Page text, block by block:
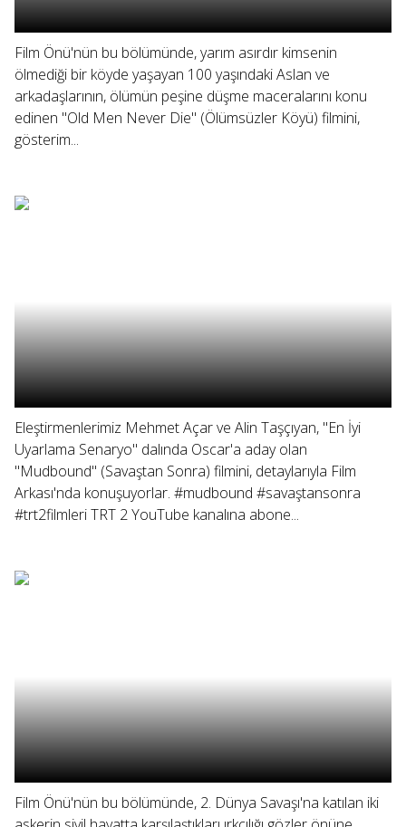
Film Önü'nün bu bölümünde, yarım asırdır kimsenin
ölmediği bir köyde yaşayan 100 yaşındaki Aslan ve
arkadaşlarının, ölümün peşine düşme maceralarını konu
edinen "Old Men Never Die" (Ölümsüzler Köyü) filmini,
gösterim...
Eleştirmenlerimiz Mehmet Açar ve Alin Taşçıyan, "En İyi
Uyarlama Senaryo" dalında Oscar'a aday olan
"Mudbound" (Savaştan Sonra) filmini, detaylarıyla Film
Arkası'nda konuşuyorlar. #mudbound #savaştansonra
#trt2filmleri TRT 2 YouTube kanalına abone...
Film Önü'nün bu bölümünde, 2. Dünya Savaşı'na katılan iki